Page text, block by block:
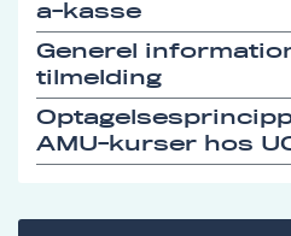
a-kasse
Generel
tilmelding
AMU-kurser hos